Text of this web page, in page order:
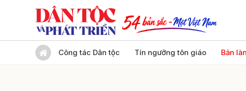
Công tác Dân tộc Tín ngưỡng tôn giáo Bản
Gửi bình